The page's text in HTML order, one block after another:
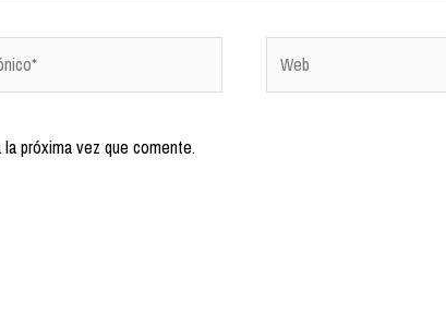
próxima vez que comente.